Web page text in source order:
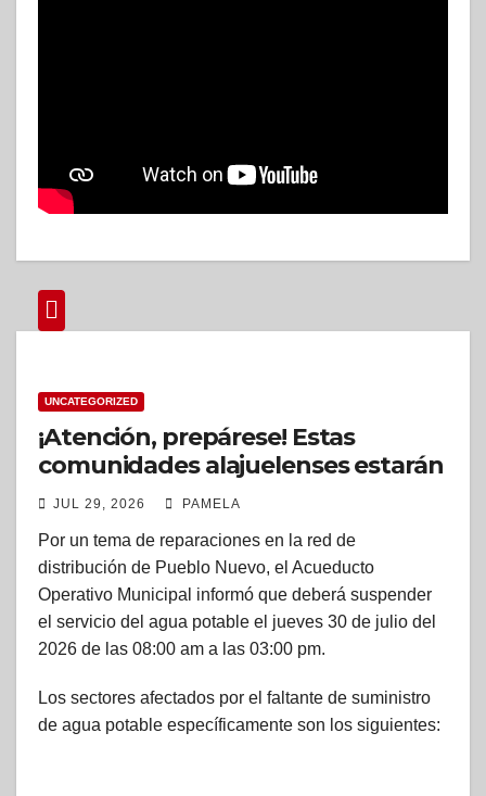
UNCATEGORIZED
¡Atención, prepárese! Estas
comunidades alajuelenses estarán
sin agua potable este jueves
JUL 29, 2026 PAMELA
Por un tema de reparaciones en la red de
distribución de Pueblo Nuevo, el Acueducto
Operativo Municipal informó que deberá suspender
el servicio del agua potable el jueves 30 de julio del
2026 de las 08:00 am a las 03:00 pm.
Los sectores afectados por el faltante de suministro
de agua potable específicamente son los siguientes: